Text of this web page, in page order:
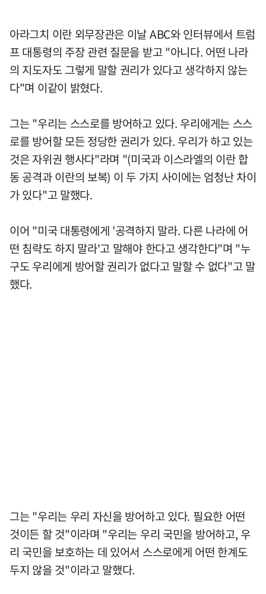
아라그치 이란 외무장관은 이날 ABC와 인터뷰에서 트럼
프 대통령의 주장 관련 질문을 받고 "아니다. 어떤 나라
의 지도자도 그렇게 말할 권리가 있다고 생각하지 않는
다"며 이같이 밝혔다.
그는 "우리는 스스로를 방어하고 있다. 우리에게는 스스
로를 방어할 모든 정당한 권리가 있다. 우리가 하고 있는
것은 자위권 행사다"라며 "(미국과 이스라엘의 이란 합
동 공격과 이란의 보복) 이 두 가지 사이에는 엄청난 차이
가 있다"고 말했다.
이어 "미국 대통령에게 '공격하지 말라. 다른 나라에 어
떤 침략도 하지 말라'고 말해야 한다고 생각한다"며 "누
구도 우리에게 방어할 권리가 없다고 말할 수 없다"고 말
했다.
그는 "우리는 우리 자신을 방어하고 있다. 필요한 어떤
것이든 할 것"이라며 "우리는 우리 국민을 방어하고, 우
리 국민을 보호하는 데 있어서 스스로에게 어떤 한계도
두지 않을 것"이라고 말했다.